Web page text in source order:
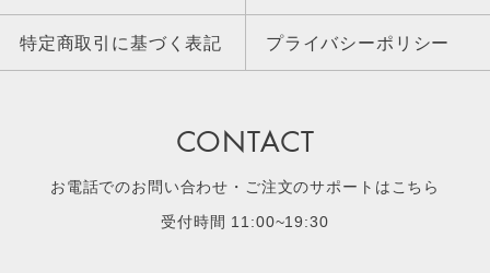
特定商取引に基づく表記 プライバシーポリシー
CONTACT
お電話でのお問い合わせ・ご注文のサポートはこちら
受付時間 11:00~19:30